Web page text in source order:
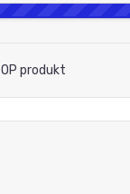
produkt